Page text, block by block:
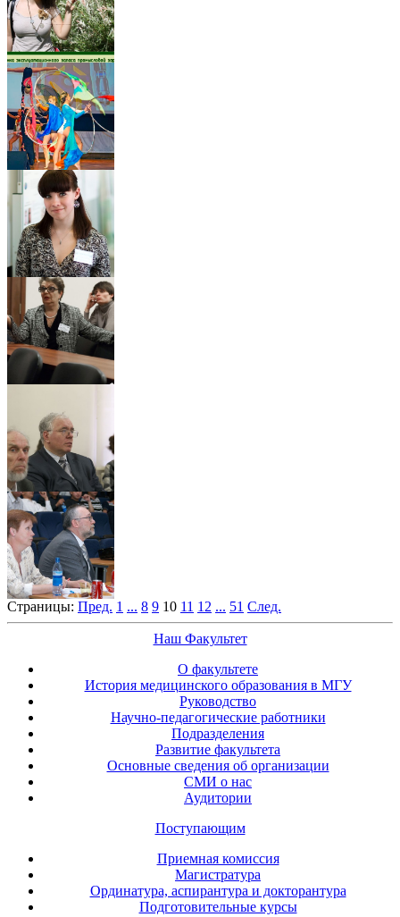
Страницы: Пред. 1 ... 8 9 10 11 12 ... 51 След.
Наш Факультет
О факультете
История медицинского образования в МГУ
Руководство
Научно-педагогические работники
Подразделения
Развитие факультета
Основные сведения об организации
СМИ о нас
Аудитории
Поступающим
Приемная комиссия
Магистратура
Ординатура, аспирантура и докторантура
Подготовительные курсы